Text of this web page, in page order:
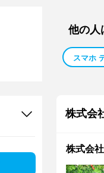
他の人
スマホ
株式会
株式会